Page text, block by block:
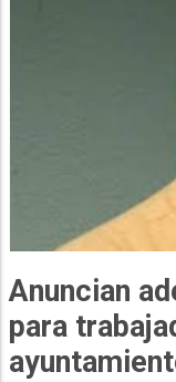
Anuncian
para